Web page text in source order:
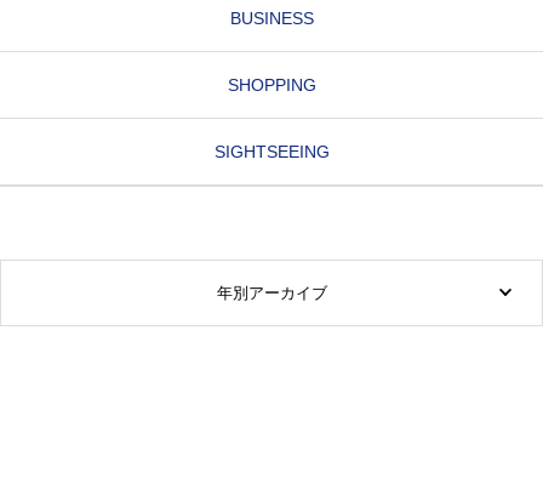
BUSINESS
SHOPPING
SIGHTSEEING
年別アーカイブ